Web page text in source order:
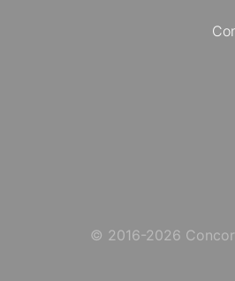
© 2016-2026